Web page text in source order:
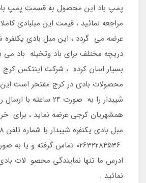
پمپ باد این محصول به قسمت پمپ
مراجعه نمائید ، قیمت این مبلبادی
عرضه می گردد ، این مبل بادی یکنفره
دریچه مختلف برای باد وتخیله باد می
بسیار اسان کرده ، شرکت اینتکس کرج
محصولات بادی در کرج مفتخر است این
شیبدار را به صورت 24
همشهریان کرجی عرضه نماید ، برای
02632284536 تماس گرفته و
ادرس ما تنها نمایندگی محصو لات
نمائید .